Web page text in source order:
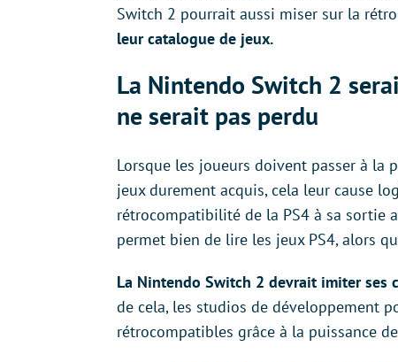
Switch 2 pourrait aussi miser sur la
leur catalogue de jeux.
La Nintendo Switch 2
ne serait pas perdu
Lorsque les joueurs doivent passer à la
jeux durement acquis, cela leur cause
rétrocompatibilité de la PS4 à sa sortie
permet bien de lire les jeux PS4, alors
La Nintendo Switch 2 devrait imiter ses
de cela, les studios de développement
rétrocompatibles grâce à la puissance